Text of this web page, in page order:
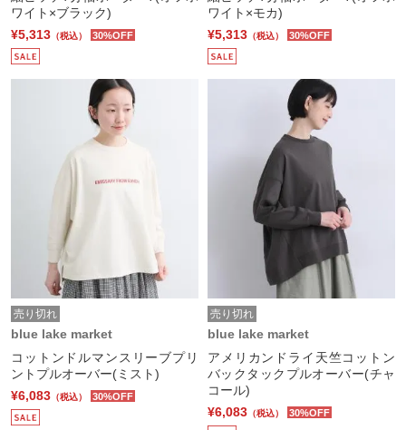
ワイト×ブラック)
¥5,313 （税込） 30%OFF
ワイト×モカ)
¥5,313 （税込） 30%OFF
売り切れ
blue lake market
コットンドルマンスリーブプリ
ントプルオーバー(ミスト)
¥6,083 （税込） 30%OFF
売り切れ
blue lake market
アメリカンドライ天竺コットン
バックタックプルオーバー(チャ
コール)
¥6,083 （税込） 30%OFF